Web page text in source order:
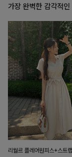
가장 완벽한 감각적인
리월르 플레어원피스+스트